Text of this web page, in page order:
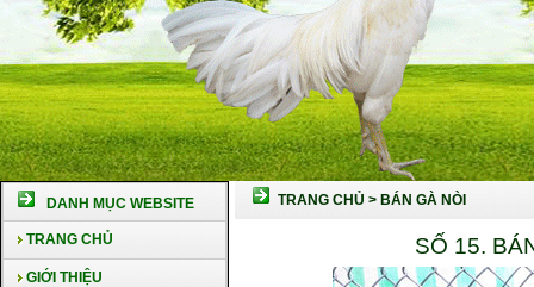
DANH MỤC WEBSITE
TRANG CHỦ
GIỚI THIỆU
TRANG CHỦ > BÁN GÀ NÒI
SỐ 15.